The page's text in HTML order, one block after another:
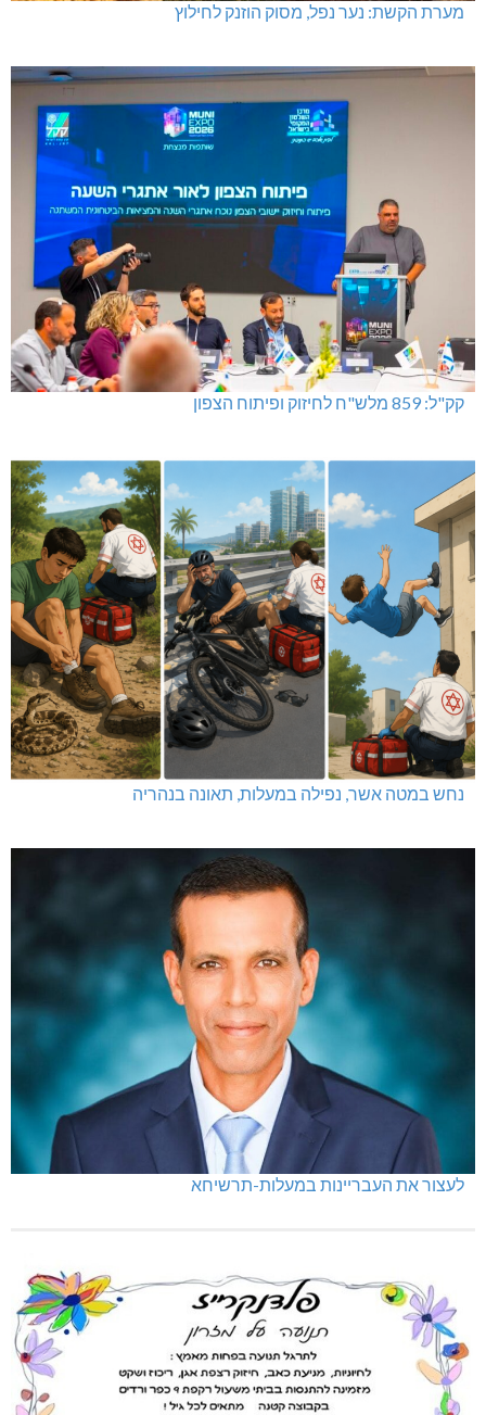
מערת הקשת: נער נפל, מסוק הוזנק לחילוץ
קק"ל: 859 מלש"ח לחיזוק ופיתוח הצפון
נחש במטה אשר, נפילה במעלות, תאונה בנהריה
לעצור את העבריינות במעלות-תרשיחא